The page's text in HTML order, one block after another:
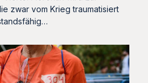
zwar vom Krieg traumatisiert